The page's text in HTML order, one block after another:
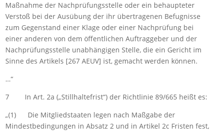
Maßnahme der Nachprüfungsstelle oder ein behaupteter
Verstoß bei der Ausübung der ihr übertragenen Befugnisse
zum Gegenstand einer Klage oder einer Nachprüfung bei
einer anderen von dem öffentlichen Auftraggeber und der
Nachprüfungsstelle unabhängigen Stelle, die ein Gericht im
Sinne des Artikels [267 AEUV] ist, gemacht werden können.
…“
7 In Art. 2a („Stillhaltefrist“) der Richtlinie 89/665 heißt es:
„(1) Die Mitgliedstaaten legen nach Maßgabe der
Mindestbedingungen in Absatz 2 und in Artikel 2c Fristen fest,